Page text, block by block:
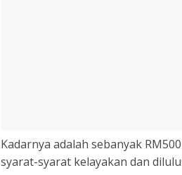
Kadarnya adalah sebanyak
syarat-syarat kelayakan dan